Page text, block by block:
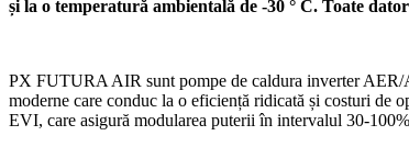
și la o temperatură ambientală de -30 ° C. Toate
PX FUTURA AIR sunt pompe de caldura inverter AER/
moderne care conduc la o eficiență ridicată și costuri de
EVI, care asigură modularea puterii în intervalul 30-